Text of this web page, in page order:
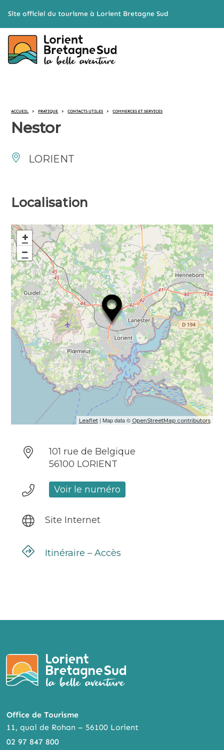
Site officiel du tourisme à Lorient Bretagne Sud
ACCUEIL > PRATIQUE > CONTACTS UTILES > COMMERCES ET SERVICES
Nestor
LORIENT
Localisation
+
−
Leaflet| Map data © OpenStreetMap contributors
101 rue de Belgique
56100 LORIENT
Voir le numéro
Site Internet
Itinéraire – Accès
Office de Tourisme
11, quai de Rohan – 56100 Lorient
02 97 847 800